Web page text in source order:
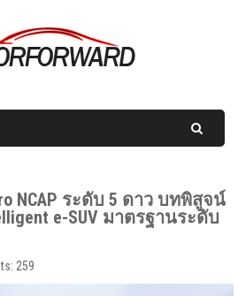
NCAP ระดับ 5 ดาว บทพิสูจน์
e-SUV มาตรฐานระดับ
259